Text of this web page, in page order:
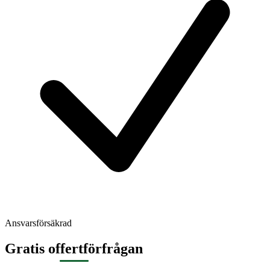
Ansvarsförsäkrad
Gratis offertförfrågan